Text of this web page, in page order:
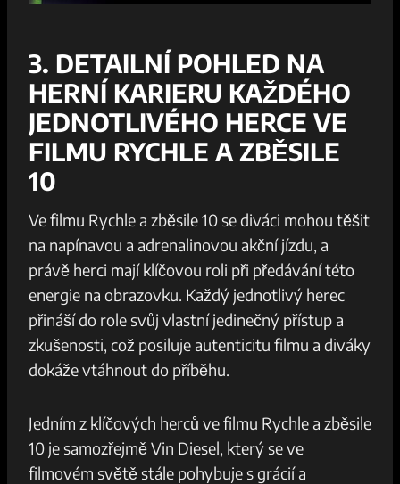
3. DETAILNÍ POHLED‍ NA
HERNÍ KARIERU KAŽDÉHO
JEDNOTLIVÉHO HERCE‍ VE
FILMU RYCHLE A ​ZBĚSILE
10
Ve⁣ filmu⁣ Rychle ⁤a zběsile ⁣10 se diváci mohou těšit
‍na napínavou a adrenalinovou akční jízdu, a
právě ⁤herci⁢ mají klíčovou roli při ‍předávání ⁣této‍
energie na obrazovku. Každý jednotlivý⁣ herec
přináší do role svůj vlastní‌ jedinečný přístup a
zkušenosti, ​což⁤ posiluje autenticitu filmu a diváky
dokáže‌ vtáhnout do‍ příběhu.
Jedním⁣ z klíčových herců⁢ ve filmu Rychle a zběsile
‍10 je ⁣samozřejmě⁤ Vin⁢ Diesel, který se ve
filmovém světě stále ⁣pohybuje s grácií a